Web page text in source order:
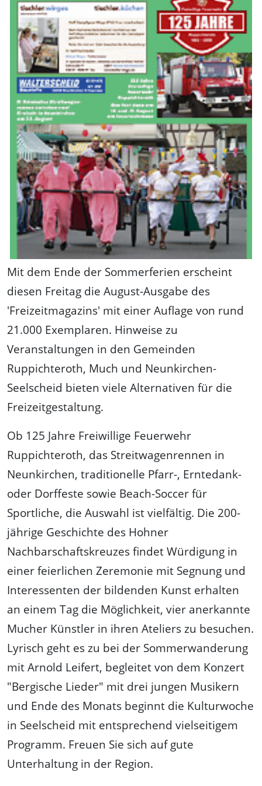
Mit dem Ende der Sommerferien erscheint
diesen Freitag die August-Ausgabe des
'Freizeitmagazins' mit einer Auflage von rund
21.000 Exemplaren. Hinweise zu
Veranstaltungen in den Gemeinden
Ruppichteroth, Much und Neunkirchen-
Seelscheid bieten viele Alternativen für die
Freizeitgestaltung.
Ob 125 Jahre Freiwillige Feuerwehr
Ruppichteroth, das Streitwagenrennen in
Neunkirchen, traditionelle Pfarr-, Erntedank-
oder Dorffeste sowie Beach-Soccer für
Sportliche, die Auswahl ist vielfältig. Die 200-
jährige Geschichte des Hohner
Nachbarschaftskreuzes findet Würdigung in
einer feierlichen Zeremonie mit Segnung und
Interessenten der bildenden Kunst erhalten
an einem Tag die Möglichkeit, vier anerkannte
Mucher Künstler in ihren Ateliers zu besuchen.
Lyrisch geht es zu bei der Sommerwanderung
mit Arnold Leifert, begleitet von dem Konzert
"Bergische Lieder" mit drei jungen Musikern
und Ende des Monats beginnt die Kulturwoche
in Seelscheid mit entsprechend vielseitigem
Programm. Freuen Sie sich auf gute
Unterhaltung in der Region.